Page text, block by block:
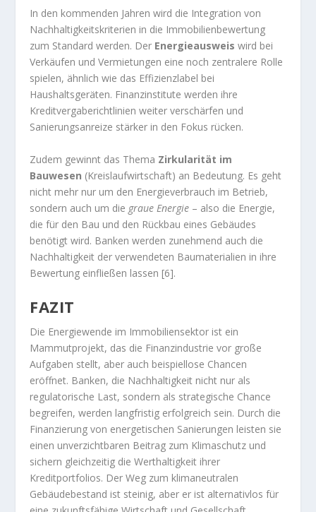
In den kommenden Jahren wird die Integration von
Nachhaltigkeitskriterien in die Immobilienbewertung
zum Standard werden. Der Energieausweis wird bei
Verkäufen und Vermietungen eine noch zentralere Rolle
spielen, ähnlich wie das Effizienzlabel bei
Haushaltsgeräten. Finanzinstitute werden ihre
Kreditvergaberichtlinien weiter verschärfen und
Sanierungsanreize stärker in den Fokus rücken.
Zudem gewinnt das Thema Zirkularität im
Bauwesen (Kreislaufwirtschaft) an Bedeutung. Es geht
nicht mehr nur um den Energieverbrauch im Betrieb,
sondern auch um die graue Energie – also die Energie,
die für den Bau und den Rückbau eines Gebäudes
benötigt wird. Banken werden zunehmend auch die
Nachhaltigkeit der verwendeten Baumaterialien in ihre
Bewertung einfließen lassen [6].
FAZIT
Die Energiewende im Immobiliensektor ist ein
Mammutprojekt, das die Finanzindustrie vor große
Aufgaben stellt, aber auch beispiellose Chancen
eröffnet. Banken, die Nachhaltigkeit nicht nur als
regulatorische Last, sondern als strategische Chance
begreifen, werden langfristig erfolgreich sein. Durch die
Finanzierung von energetischen Sanierungen leisten sie
einen unverzichtbaren Beitrag zum Klimaschutz und
sichern gleichzeitig die Werthaltigkeit ihrer
Kreditportfolios. Der Weg zum klimaneutralen
Gebäudebestand ist steinig, aber er ist alternativlos für